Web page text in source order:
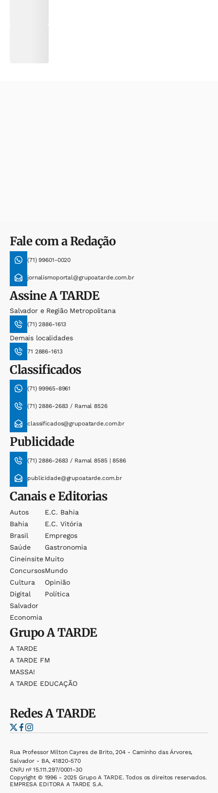
Fale com a Redação
(71) 99601-0020
jornalismoportal@grupoatarde.com.br
AssineA TARDE
Salvador e Região Metropolitana
(71) 2886-1613
Demais localidades
71 2886-1613
Classificados
(71) 99965-8961
(71) 2886-2683 / Ramal 8526
classificados@grupoatarde.com.br
Publicidade
(71) 2886-2683 / Ramal 8585 | 8586
publicidade@grupoatarde.com.br
Canais e Editorias
Autos
Bahia
Brasil
Saúde
Cineinsite
Concursos
Cultura
Digital
Salvador
Economia
E.c. Bahia
E.c. Vitória
Empregos
Gastronomia
Muito
Mundo
Opinião
Política
GrupoA TARDE
A TARDE
A TARDE FM
MASSA!
A TARDE EDUCAÇÃO
RedesA TARDE
Rua Professor Milton Cayres de Brito, 204 - Caminho das Árvores,
Salvador - BA, 41820-570
CNPJ nº 15.111.297/0001-30
Copyright © 1996 - 2025 Grupo A TARDE. Todos os direitos reservados.
EMPRESA EDITORA A TARDE S.A.